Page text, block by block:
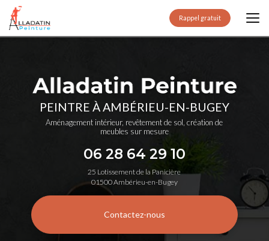
Aller
contenu
principal
Rappel gratuit
PEINTRE À AMBÉRIEU-EN-BUGEY
Aménagement intérieur, revêtement de sol, création de
meubles sur mesure
06 28 64 29 10
25 Lotissement de la Panicière
01500 Ambérieu-en-Bugey
Contactez-nous